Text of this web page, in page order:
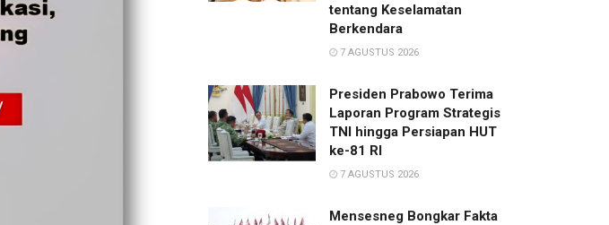
tentang Keselamatan
Berkendara
7 AGUSTUS 2026
Presiden Prabowo Terima
Laporan Program Strategis
TNI hingga Persiapan HUT
ke-81 RI
7 AGUSTUS 2026
Mensesneg Bongkar Fakta